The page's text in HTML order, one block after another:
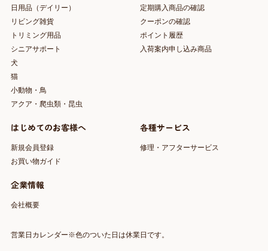
日用品（デイリー）
リビング雑貨
トリミング用品
シニアサポート
犬
猫
小動物・鳥
アクア・爬虫類・昆虫
定期購入商品の確認
クーポンの確認
ポイント履歴
入荷案内申し込み商品
はじめてのお客様へ
新規会員登録
お買い物ガイド
各種サービス
修理・アフターサービス
企業情報
会社概要
営業日カレンダー※色のついた日は休業日です。